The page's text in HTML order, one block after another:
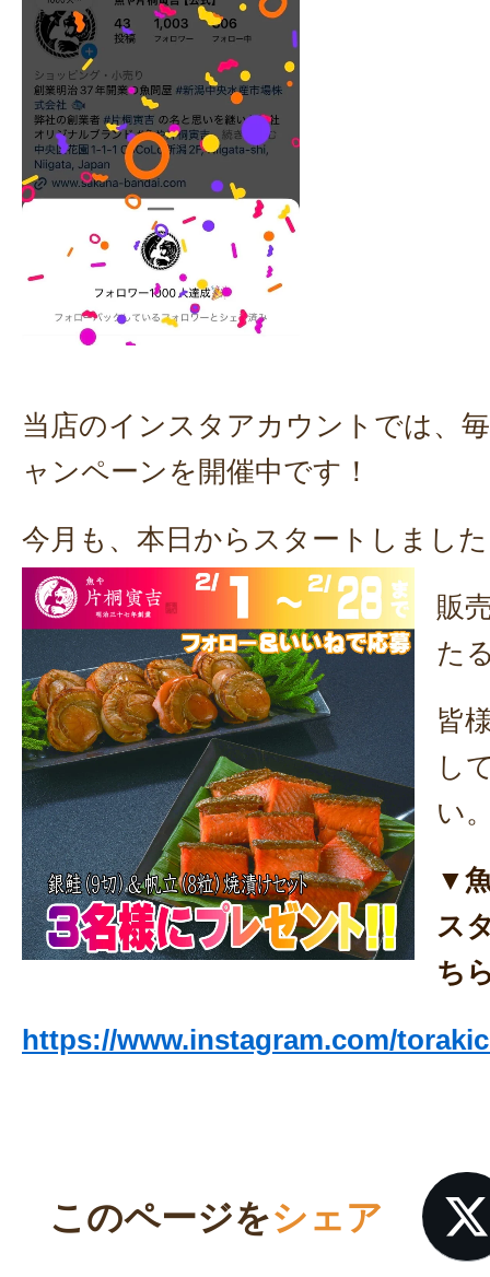
当店のインスタアカウントでは、
ャンペーンを開催中です！
今月も、本日からスタートしまし
販
た
皆
し
い
▼
ス
ち
https://www.instagram.com/
このページをシェア